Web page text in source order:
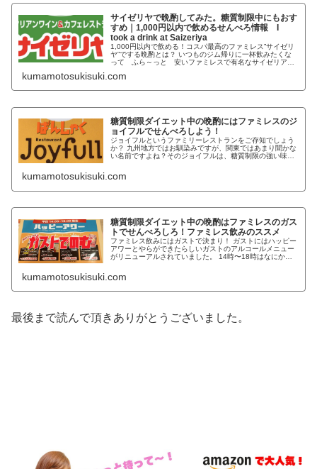
たち：『いいね～ ガハハハ（笑）』 いつも通っているス
ポーツジムでおっちゃんたちがこのように話してるのを聞
きました。 僕は耳を疑いましたがニヤニヤしながらサウナ
から出てすぐにググりました。 そうしたらあるじゃない
か、本当だったんです↓
サイゼリヤで晩酌してみた。糖質制限中にもおす
すめ｜1,000円以内で飲めるせんべろ情報 I
took a drink at Saizeriya
1,000円以内で飲める！コスパ最高のファミレス”サイゼリ
ヤ”でする晩酌とは？ いつものジム帰りに一杯飲みたくな
って ふら～っと 安いファミレスで有名なサイゼリアに
理が多いことは知っていたのですが今回が初晩酌となりま
200ml×2 200円×2で400円
kumamotosukisuki.com
糖質制限ダイエット中の晩酌にはファミレスのジ
ョイフルでせんべろしよう！
ジョイフルというファミリーレストランをご存知でしょう
か？ 九州地方ではお馴染みですが、関東ではあまり聞かな
い名前ですよね？そのジョイフルは、糖質制限の強い味方
イエット中のジョイフル晩酌のオススメメニューはこれ
kumamotosukisuki.com
糖質制限ダイエット中の晩酌はファミレスのガス
トでせんべろしろ！ファミレス飲みのススメ
ファミレス飲みにはガストで決まり！ ガストにはハッピー
アワーとやらができたらしいガストのアルコールメニュー
がリニューアルされていました。 14時〜18時はなにかと
メニューから… 生搾りレモンサワー249円（税抜き） お
kumamotosukisuki.com
最後まで読んで頂きありがとうございました。